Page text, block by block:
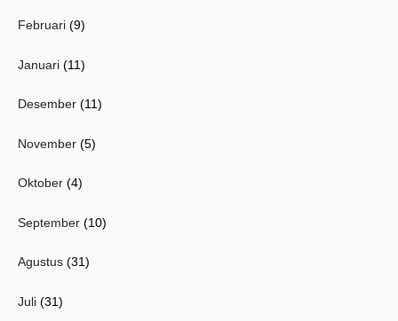
Februari (9)
Januari (11)
Desember (11)
November (5)
Oktober (4)
September (10)
Agustus (31)
Juli (31)